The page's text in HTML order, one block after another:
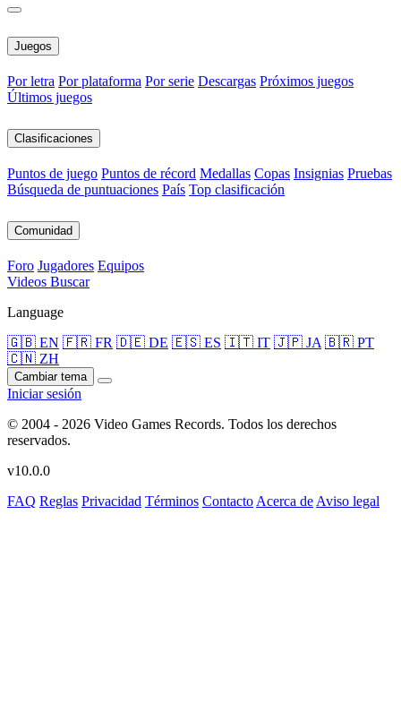
Juegos
Por letra Por plataforma Por serie Descargas Próximos juegos
Últimos juegos
Clasificaciones
Puntos de juego Puntos de récord Medallas Copas Insignias Pruebas
Búsqueda de puntuaciones País Top clasificación
Comunidad
Foro Jugadores Equipos
Videos Buscar
Language
🇬🇧 EN 🇫🇷 FR 🇩🇪 DE 🇪🇸 ES 🇮🇹 IT 🇯🇵 JA 🇧🇷 PT
🇨🇳 ZH
Cambiar tema
Iniciar sesión
© 2004 - 2026 Video Games Records. Todos los derechos
reservados.
v10.0.0
FAQ Reglas Privacidad Términos Contacto Acerca de Aviso legal